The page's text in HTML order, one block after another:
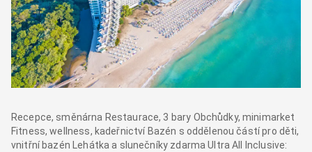
Recepce, směnárna Restaurace, 3 bary Obchůdky, minimarket
Fitness, wellness, kadeřnictví Bazén s oddělenou částí pro děti,
vnitřní bazén Lehátka a slunečníky zdarma Ultra All Inclusive: